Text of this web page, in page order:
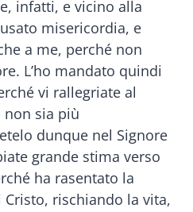
infatti, e vicino alla
misericordia, e
a me, perché non
L’ho mandato quindi
vi rallegriate al
sia più
dunque nel Signore
grande stima verso
ha rasentato la
rischiando la vita,